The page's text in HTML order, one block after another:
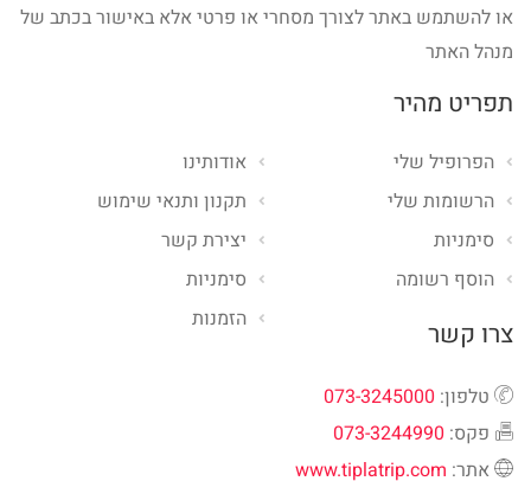
או להשתמש באתר לצורך מסחרי או פרטי אלא באישור בכתב של
מנהל האתר
תפריט מהיר
אודותינו
תקנון ותנאי שימוש
יצירת קשר
סימניות
הזמנות
הפרופיל שלי
הרשומות שלי
סימניות
הוסף רשומה
צרו קשר
טלפון: 073-3245000
פקס: 073-3244990
אתר: www.tiplatrip.com